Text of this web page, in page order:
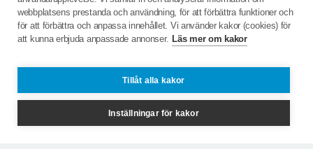
webbplatsens prestanda och användning, för att förbättra funktioner och
för att förbättra och anpassa innehållet. Vi använder kakor (cookies) för
att kunna erbjuda anpassade annonser. Läs mer om kakor
Tillåt alla kakor
Inställningar för kakor
Förmåner
jossebygdenarvika@spfseniorerna.se